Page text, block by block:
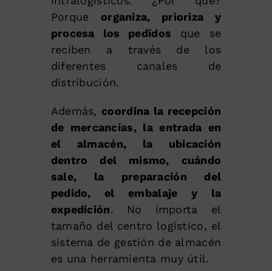
Porqueorganiza, prioriza y
procesa los pedidos que se
reciben a través de los
diferentes canales de
distribución.
Además,coordina la recepción
de mercancías, la entrada en
el almacén, la ubicación
dentro del mismo, cuándo
sale, la preparación del
pedido, el embalaje y la
expedición. No importa el
tamaño del centro logístico, el
sistema de gestión de almacén
es una herramienta muy útil.